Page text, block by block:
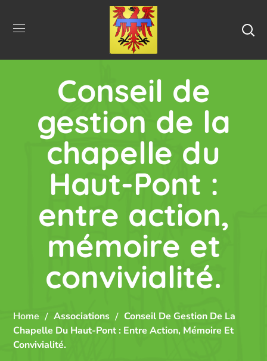
Conseil de
gestion de la
chapelle du
Haut-Pont :
entre action,
mémoire et
convivialité.
Home Associations
Conseil De Gestion De La
Chapelle Du Haut-Pont : Entre Action, Mémoire Et
Convivialité.